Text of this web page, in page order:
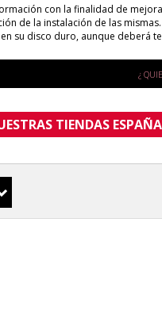
con la finalidad de
de la instalación de las
su disco duro, aunque deberá
¿
TIENDAS